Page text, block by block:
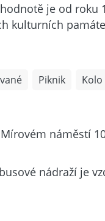
je od roku
kulturních
Piknik Kolo
náměstí
nádraží je